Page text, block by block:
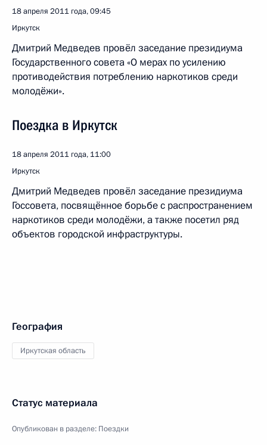
18 апреля 2011 года, 09:45
Иркутск
Дмитрий Медведев провёл заседание президиума
Государственного совета «О мерах по усилению
противодействия потреблению наркотиков среди
молодёжи».
Поездка в Иркутск
18 апреля 2011 года, 11:00
Иркутск
Дмитрий Медведев провёл заседание президиума
Госсовета, посвящённое борьбе с распространением
наркотиков среди молодёжи, а также посетил ряд
объектов городской инфраструктуры.
География
Иркутская область
Статус материала
Опубликован в разделе: Поездки